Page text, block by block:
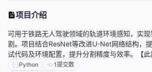
项目介绍
可用于铁路无人驾驶领域的轨道环境感知，实
割。项目结合ResNet等改进U-Net网络结构，
试代码及环境配置，提升分割精度与效率。【此
Python 1提交数